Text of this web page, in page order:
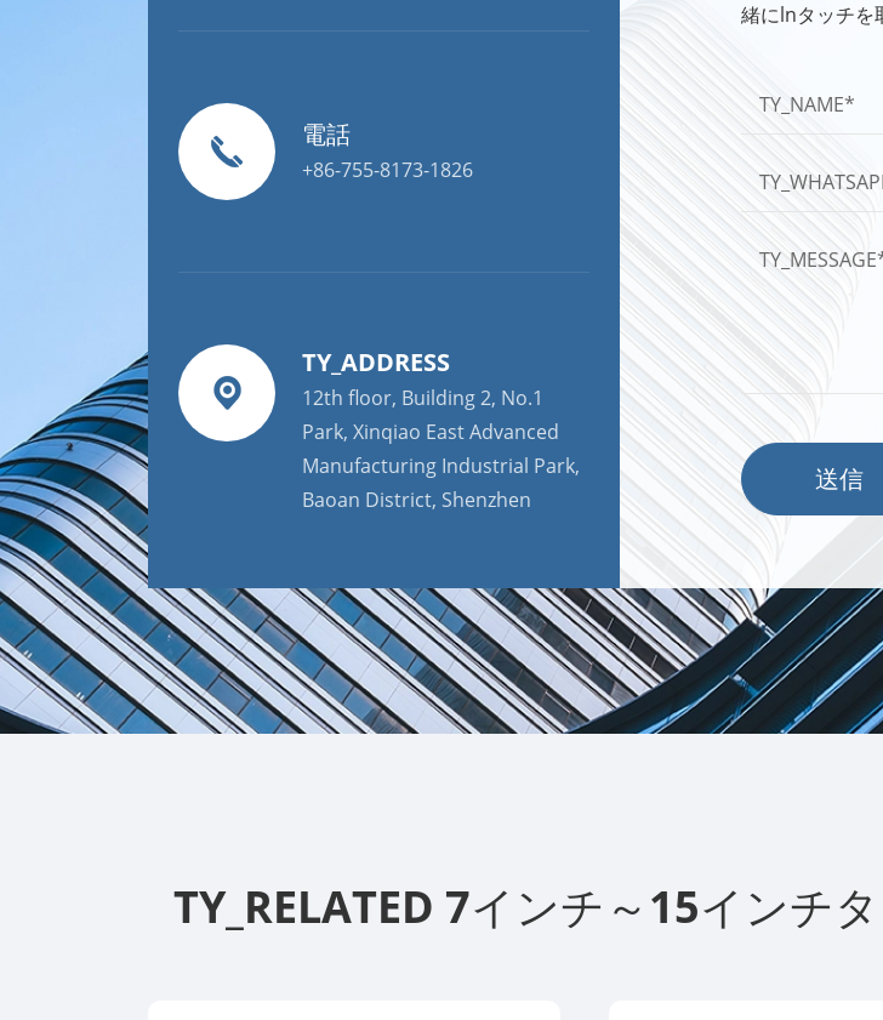
電話
+86-755-8173-1826
TY_ADDRESS
12th floor, Building 2, No.1
Park, Xinqiao East Advanced
Manufacturing Industrial Park,
Baoan District, Shenzhen
緒にlnタッチを
送信
TY_RELATED 7インチ～15インチ